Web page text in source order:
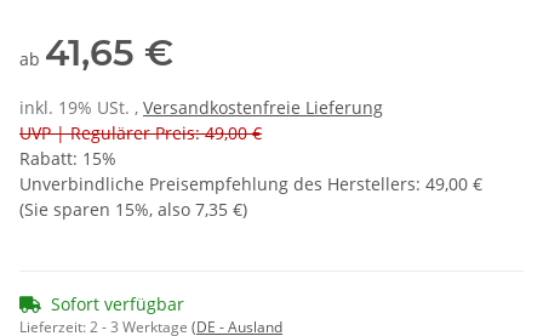
ab 41,65 €
inkl. 19% USt. , Versandkostenfreie Lieferung
UVP | Regulärer Preis: 49,00 €
Rabatt: 15%
Unverbindliche Preisempfehlung des Herstellers: 49,00 €
(Sie sparen 15%, also 7,35 €)
Sofort verfügbar
Lieferzeit:2 - 3 Werktage (DE - Ausland